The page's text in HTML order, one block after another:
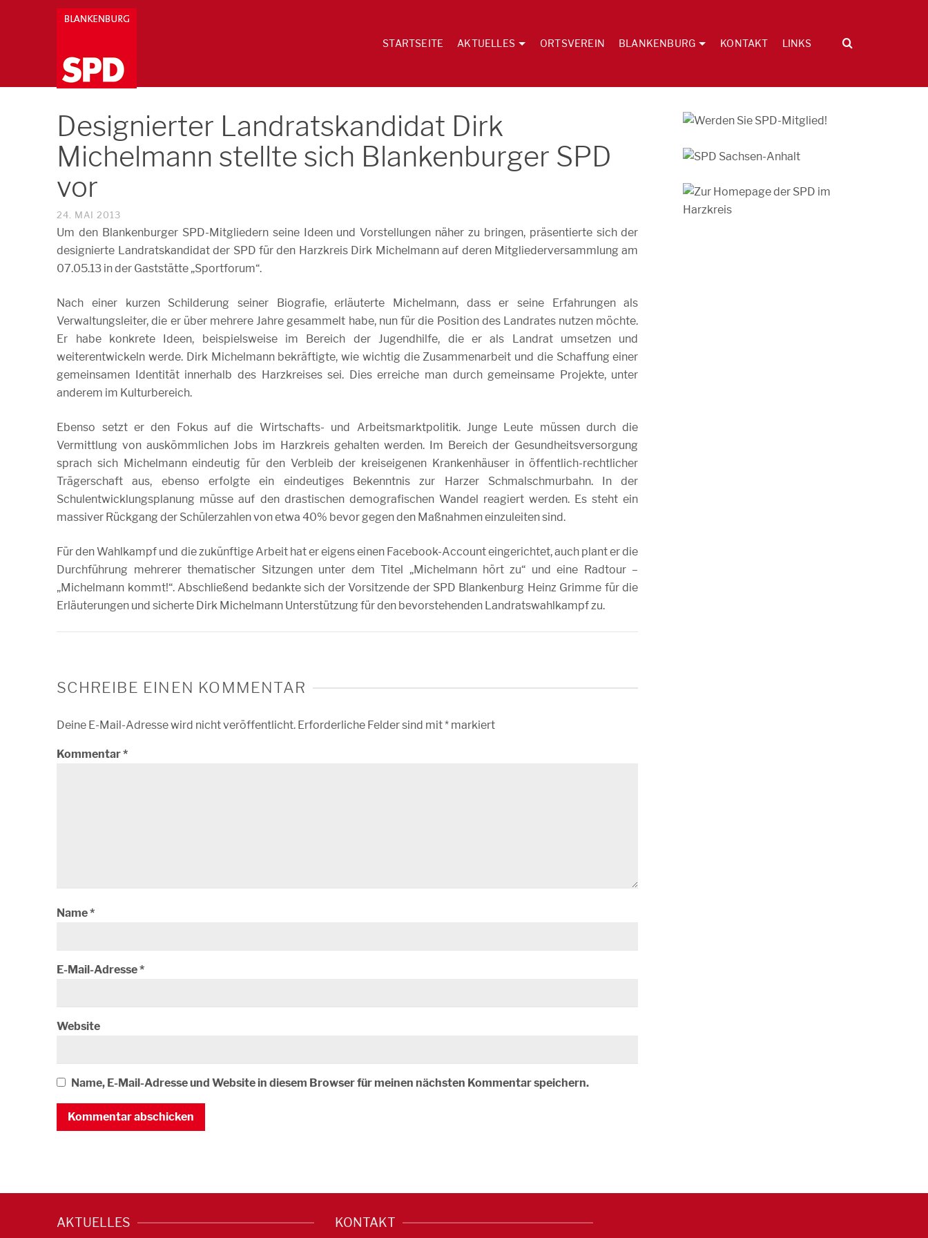
STARTSEITE AKTUELLES ORTSVEREIN BLANKENBURG KONTAKT LINKS
Designierter Landratskandidat Dirk
Michelmann stellte sich Blankenburger SPD
vor
24. MAI 2013
Um den Blankenburger SPD-Mitgliedern seine Ideen und Vorstellungen näher zu bringen, präsentierte sich der
designierte Landratskandidat der SPD für den Harzkreis Dirk Michelmann auf deren Mitgliederversammlung am
07.05.13 in der Gaststätte „Sportforum“.
Nach einer kurzen Schilderung seiner Biografie, erläuterte Michelmann, dass er seine Erfahrungen als
Verwaltungsleiter, die er über mehrere Jahre gesammelt habe, nun für die Position des Landrates nutzen möchte.
Er habe konkrete Ideen, beispielsweise im Bereich der Jugendhilfe, die er als Landrat umsetzen und
weiterentwickeln werde. Dirk Michelmann bekräftigte, wie wichtig die Zusammenarbeit und die Schaffung einer
gemeinsamen Identität innerhalb des Harzkreises sei. Dies erreiche man durch gemeinsame Projekte, unter
anderem im Kulturbereich.
Ebenso setzt er den Fokus auf die Wirtschafts- und Arbeitsmarktpolitik. Junge Leute müssen durch die
Vermittlung von auskömmlichen Jobs im Harzkreis gehalten werden. Im Bereich der Gesundheitsversorgung
sprach sich Michelmann eindeutig für den Verbleib der kreiseigenen Krankenhäuser in öffentlich-rechtlicher
Trägerschaft aus, ebenso erfolgte ein eindeutiges Bekenntnis zur Harzer Schmalschmurbahn. In der
Schulentwicklungsplanung müsse auf den drastischen demografischen Wandel reagiert werden. Es steht ein
massiver Rückgang der Schülerzahlen von etwa 40% bevor gegen den Maßnahmen einzuleiten sind.
Für den Wahlkampf und die zukünftige Arbeit hat er eigens einen Facebook-Account eingerichtet, auch plant er die
Durchführung mehrerer thematischer Sitzungen unter dem Titel „Michelmann hört zu“ und eine Radtour –
„Michelmann kommt!“. Abschließend bedankte sich der Vorsitzende der SPD Blankenburg Heinz Grimme für die
Erläuterungen und sicherte Dirk Michelmann Unterstützung für den bevorstehenden Landratswahlkampf zu.
SCHREIBE EINEN KOMMENTAR
Deine E-Mail-Adresse wird nicht veröffentlicht. Erforderliche Felder sind mit* markiert
Kommentar*
Name*
E-Mail-Adresse*
Website
Name, E-Mail-Adresse und Website in diesem Browser für meinen nächsten Kommentar speichern.
AKTUELLES KONTAKT